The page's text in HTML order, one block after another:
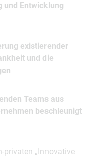
und Entwicklung
existierender
und die
Teams aus
beschleunigt
privaten „Innovative